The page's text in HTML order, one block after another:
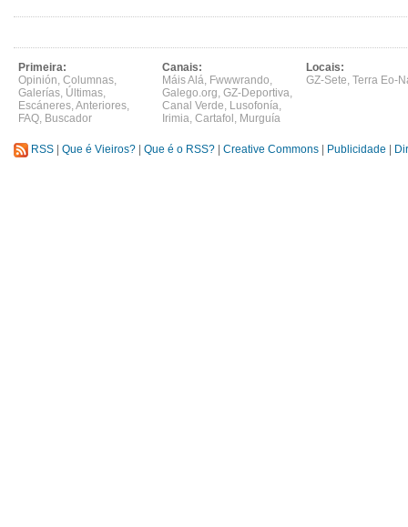
Primeira:
Opinión, Columnas,
Galerías, Últimas,
Escáneres,Anteriores,
FAQ, Buscador
Canais:
Máis Alá, Fwwwrando,
Galego.org, GZ-Deportiva,
Canal Verde, Lusofonía,
Irimia, Cartafol , Murguía
Locais:
GZ-Sete, Terra Eo-
RSS Que é Vieiros? Que é o RSS? Creative Commons Publicidade